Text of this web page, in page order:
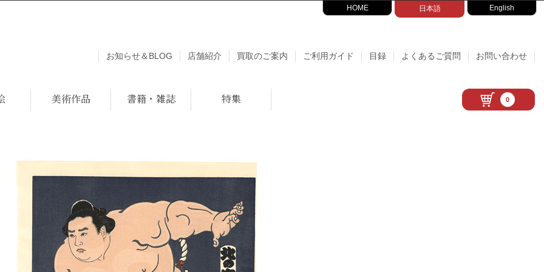
HOME 日本語 English
お知らせ＆BLOG 店舗紹介 買取のご案内 ご利用ガイド 目録 よくあるご質問 お問い合わせ
美術作品 書籍・雑誌 特集 0